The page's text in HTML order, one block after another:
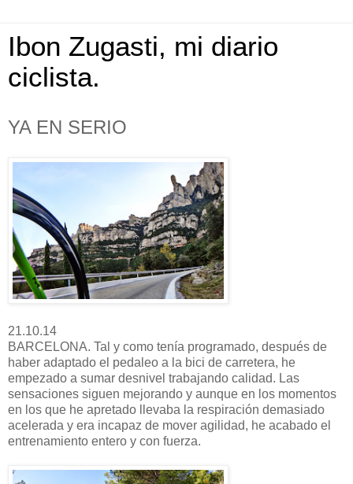
Ibon Zugasti, mi diario
ciclista.
YA EN SERIO
21.10.14
BARCELONA. Tal y como tenía programado, después de
haber adaptado el pedaleo a la bici de carretera, he
empezado a sumar desnivel trabajando calidad. Las
sensaciones siguen mejorando y aunque en los momentos
en los que he apretado llevaba la respiración demasiado
acelerada y era incapaz de mover agilidad, he acabado el
entrenamiento entero y con fuerza.